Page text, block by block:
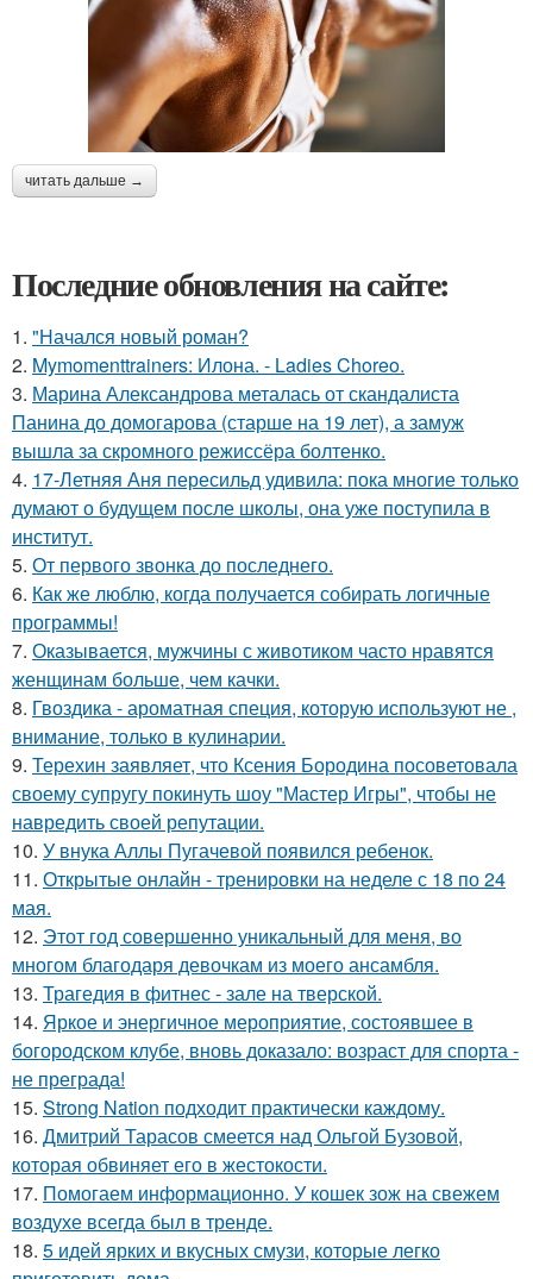
читать дальше →
Последние обновления на сайте:
1. "Начался новый роман?
2. Mymomenttrainers: Илона. - Ladies Choreo.
3. Марина Александрова металась от скандалиста
Панина до домогарова (старше на 19 лет), а замуж
вышла за скромного режиссёра болтенко.
4. 17-Летняя Аня пересильд удивила: пока многие только
думают о будущем после школы, она уже поступила в
институт.
5. От первого звонка до последнего.
6. Как же люблю, когда получается собирать логичные
программы!
7. Оказывается, мужчины с животиком часто нравятся
женщинам больше, чем качки.
8. Гвоздика - ароматная специя, которую используют не ,
внимание, только в кулинарии.
9. Терехин заявляет, что Ксения Бородина посоветовала
своему супругу покинуть шоу "Мастер Игры", чтобы не
навредить своей репутации.
10. У внука Аллы Пугачевой появился ребенок.
11. Открытые онлайн - тренировки на неделе с 18 по 24
мая.
12. Этот год совершенно уникальный для меня, во
многом благодаря девочкам из моего ансамбля.
13. Трагедия в фитнес - зале на тверской.
14. Яркое и энергичное мероприятие, состоявшее в
богородском клубе, вновь доказало: возраст для спорта -
не преграда!
15. Strong Nation подходит практически каждому.
16. Дмитрий Тарасов смеется над Ольгой Бузовой,
которая обвиняет его в жестокости.
17. Помогаем информационно. У кошек зож на свежем
воздухе всегда был в тренде.
18. 5 идей ярких и вкусных смузи, которые легко